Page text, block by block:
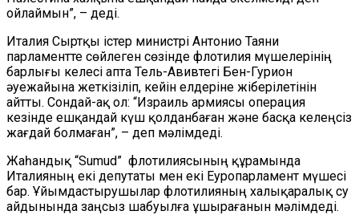
ойлаймын”, – деді.
Италия Сыртқы істер министрі Антонио Таяни
парламентте сөйлеген сөзінде флотилия мүшелерінің
барлығы келесі апта Тель-Авивтегі Бен-Гурион
әуежайына жеткізіліп, кейін елдеріне жіберілетінін
айтты. Сондай-ақ ол: “Израиль армиясы операция
кезінде ешқандай күш қолданбаған және басқа келеңсіз
жағдай болмаған”, – деп мәлімдеді.
Жаһандық “Sumud” флотилиясының құрамында
Италияның екі депутаты мен екі Еуропарламент мүшесі
бар. Ұйымдастырушылар флотилияның халықаралық су
айдынында заңсыз шабуылға ұшырағанын мәлімдеді.